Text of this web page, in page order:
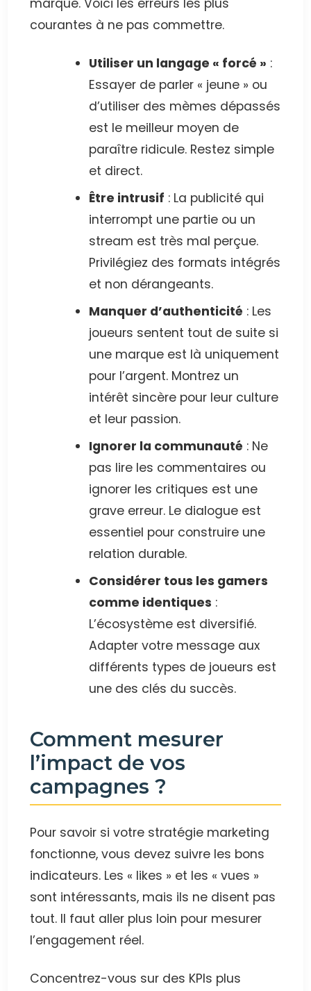
marque. Voici les erreurs les plus
courantes à ne pas commettre.
Utiliser un langage « forcé » :
Essayer de parler « jeune » ou
d’utiliser des mèmes dépassés
est le meilleur moyen de
paraître ridicule. Restez simple
et direct.
Être intrusif : La publicité qui
interrompt une partie ou un
stream est très mal perçue.
Privilégiez des formats intégrés
et non dérangeants.
Manquer d’authenticité : Les
joueurs sentent tout de suite si
une marque est là uniquement
pour l’argent. Montrez un
intérêt sincère pour leur culture
et leur passion.
Ignorer la communauté : Ne
pas lire les commentaires ou
ignorer les critiques est une
grave erreur. Le dialogue est
essentiel pour construire une
relation durable.
Considérer tous les gamers
comme identiques :
L’écosystème est diversifié.
Adapter votre message aux
différents types de joueurs est
une des clés du succès.
Comment mesurer
l’impact de vos
campagnes ?
Pour savoir si votre stratégie marketing
fonctionne, vous devez suivre les bons
indicateurs. Les « likes » et les « vues »
sont intéressants, mais ils ne disent pas
tout. Il faut aller plus loin pour mesurer
l’engagement réel.
Concentrez-vous sur des KPIs plus